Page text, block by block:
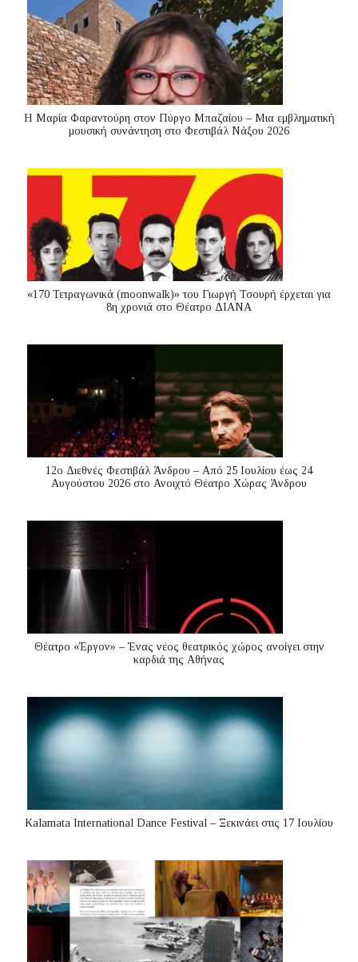
Η Μαρία Φαραντούρη στον Πύργο Μπαζαίου – Μια εμβληματική
μουσική συνάντηση στο Φεστιβάλ Νάξου 2026
«170 Τετραγωνικά (moonwalk)» του Γιωργή Τσουρή έρχεται για
8η χρονιά στο Θέατρο ΔΙΑΝΑ
12ο Διεθνές Φεστιβάλ Άνδρου – Από 25 Ιουλίου έως 24
Αυγούστου 2026 στο Ανοιχτό Θέατρο Χώρας Άνδρου
Θέατρο «Έργον» – Ένας νέος θεατρικός χώρος ανοίγει στην
καρδιά της Αθήνας
Kalamata International Dance Festival – Ξεκινάει στις 17 Ιουλίου